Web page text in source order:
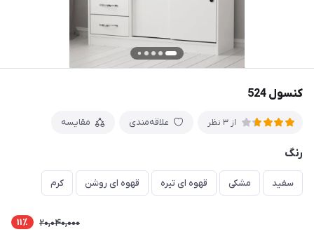
کنسول 524
از 3 نظر علاقه‌مندی مقایسه
رنگ
سفید مشکی قهوه ای تیره قهوه ای روشن کرم
20,040,000 11٪